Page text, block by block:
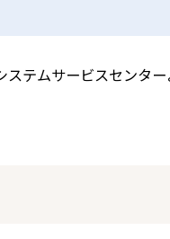
テムサービスセンタ